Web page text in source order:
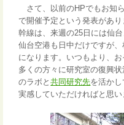
さて、以前のHPでもお知
で開催予定という発表があ
幹線は、来週の25日には仙
仙台空港も日中だけですが
になります。いつもより、
多くの方々に研究室の復興
のラボと共同研究先を活か
実感していただければと思い